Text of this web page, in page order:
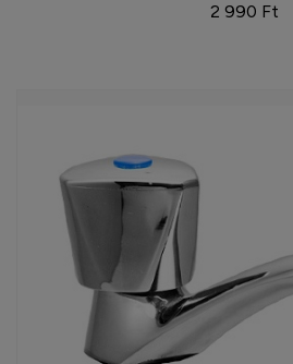
2 990 Ft